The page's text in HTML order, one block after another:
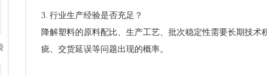
3. 行业生产经验是否充足？
降解塑料的原料配比、生产工艺、批次稳定性需要长期技
疵、交货延误等问题出现的概率。